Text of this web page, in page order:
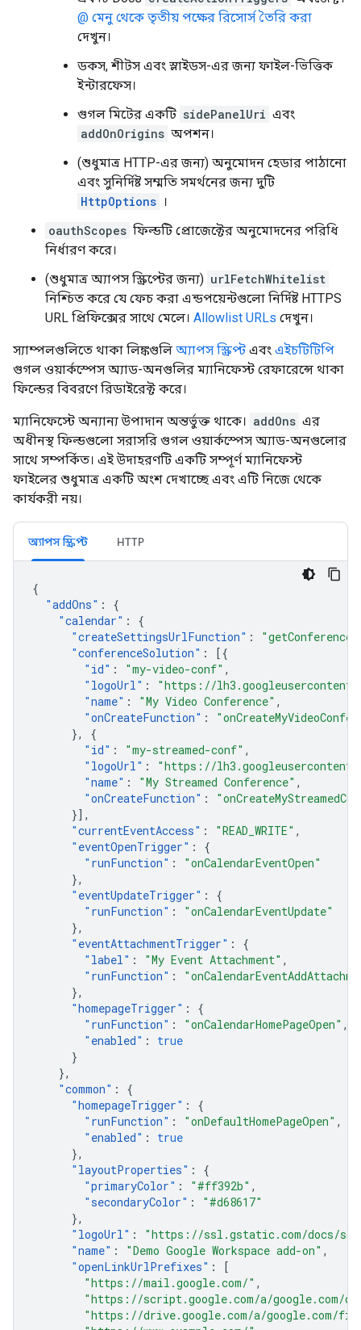
@ মেনু থেকে তৃতীয় পক্ষের রিসোর্স তৈরি করা
দেখুন।
ডকস, শীটস এবং স্লাইডস-এর জন্য ফাইল-ভিত্তিক
ইন্টারফেস।
গুগল মিটের একটি sidePanelUri এবং
addOnOrigins অপশন।
(শুধুমাত্র HTTP-এর জন্য) অনুমোদন হেডার পাঠানো
এবং সুনির্দিষ্ট সম্মতি সমর্থনের জন্য দুটি
HttpOptions ।
oauthScopes ফিল্ডটি প্রোজেক্টের অনুমোদনের পরিধি
নির্ধারণ করে।
(শুধুমাত্র অ্যাপস স্ক্রিপ্টের জন্য) urlFetchWhitelist
নিশ্চিত করে যে ফেচ করা এন্ডপয়েন্টগুলো নির্দিষ্ট HTTPS
URL প্রিফিক্সের সাথে মেলে। Allowlist URLs দেখুন।
স্যাম্পলগুলিতে থাকা লিঙ্কগুলি অ্যাপস স্ক্রিপ্ট এবং এইচটিটিপি
গুগল ওয়ার্কস্পেস অ্যাড-অনগুলির ম্যানিফেস্ট রেফারেন্সে থাকা
ফিল্ডের বিবরণে রিডাইরেক্ট করে।
ম্যানিফেস্টে অন্যান্য উপাদান অন্তর্ভুক্ত থাকে। addOns এর
অধীনস্থ ফিল্ডগুলো সরাসরি গুগল ওয়ার্কস্পেস অ্যাড-অনগুলোর
সাথে সম্পর্কিত। এই উদাহরণটি একটি সম্পূর্ণ ম্যানিফেস্ট
ফাইলের শুধুমাত্র একটি অংশ দেখাচ্ছে এবং এটি নিজে থেকে
কার্যকরী নয়।
অ্যাপস স্ক্রিপ্ট HTTP
{
"addOns" :
{
"calendar" :
{
"createSettingsUrlFunction" :
"conferenceSolution" :
[{
" id" : "my-video-conf" ,
" logoUrl" :
"https://
"name" : "My Video Conference" ,
"onCreateFunction" :
},
{
" id" : "my-streamed-conf" ,
" logoUrl" :
"https://
"name" : "My Streamed Conference" ,
"onCreateFunction" :
}],
"currentEventAccess" : "READ_WRITE" ,
" eventOpenTrigger" :
{
" runFunction" :
"onCalendarEventOpen"
},
" eventUpdateTrigger" :
{
" runFunction" :
"onCalendarEventUpdate"
},
" eventAttachmentTrigger" :
{
" label" : "My Event Attachment" ,
" runFunction" :
},
"homepageTrigger" :
{
" runFunction" : "onCalendarHomePageOpen" ,
" enabled" :
true
}
},
"common" :
{
"homepageTrigger" :
{
" runFunction" : "onDefaultHomePageOpen" ,
" enabled" :
true
},
" layoutProperties" :
{
"primaryColor" : "#ff392b" ,
"secondaryColor" :
"#d68617"
},
" logoUrl" :
"https://ssl.gstatic.com/docs/
"name" : "Demo Google Workspace add-on" ,
"openLinkUrlPrefixes" :
[
"https://mail.google.com/" ,
"https://script.google.com/a/google.com/
"https://drive.google.com/a/google.com/